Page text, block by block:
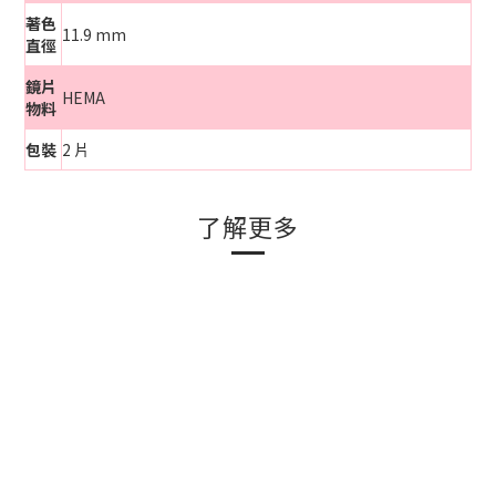
著色
直徑 11.9 mm
鏡片
物料 HEMA
包裝 2 片
了解更多